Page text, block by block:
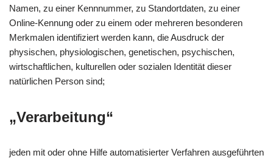
Namen, zu einer Kennnummer, zu Standortdaten, zu einer
Online-Kennung oder zu einem oder mehreren besonderen
Merkmalen identifiziert werden kann, die Ausdruck der
physischen, physiologischen, genetischen, psychischen,
wirtschaftlichen, kulturellen oder sozialen Identität dieser
natürlichen Person sind;
„Verarbeitung“
jeden mit oder ohne Hilfe automatisierter Verfahren ausgeführten